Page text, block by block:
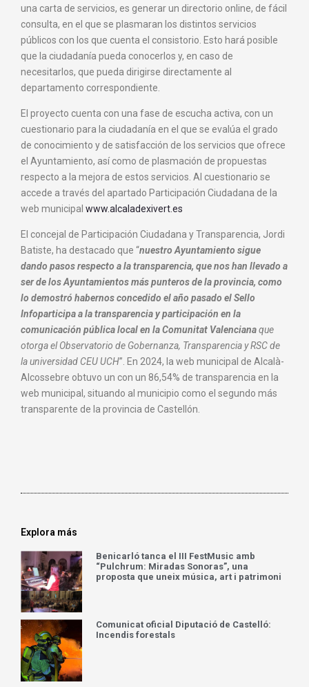
una carta de servicios, es generar un directorio online, de fácil
consulta, en el que se plasmaran los distintos servicios
públicos con los que cuenta el consistorio. Esto hará posible
que la ciudadanía pueda conocerlos y, en caso de
necesitarlos, que pueda dirigirse directamente al
departamento correspondiente.
El proyecto cuenta con una fase de escucha activa, con un
cuestionario para la ciudadanía en el que se evalúa el grado
de conocimiento y de satisfacción de los servicios que ofrece
el Ayuntamiento, así como de plasmación de propuestas
respecto a la mejora de estos servicios. Al cuestionario se
accede a través del apartado Participación Ciudadana de la
web municipal www.alcaladexivert.es
El concejal de Participación Ciudadana y Transparencia, Jordi
Batiste, ha destacado que “nuestro Ayuntamiento sigue
dando pasos respecto a la transparencia, que nos han llevado a
ser de los Ayuntamientos más punteros de la provincia, como
lo demostró habernos concedido el año pasado el Sello
Infoparticipa a la transparencia y participación en la
comunicación pública local en la Comunitat Valencianaque
otorga el Observatorio de Gobernanza, Transparencia y RSC de
la universidad CEU UCH”. En 2024, la web municipal de Alcalà-
Alcossebre obtuvo un con un 86,54% de transparencia en la
web municipal, situando al municipio como el segundo más
transparente de la provincia de Castellón.
Explora más
Benicarló tanca el III FestMusic amb
“Pulchrum: Miradas Sonoras”, una
proposta que uneix música, art i patrimoni
Comunicat oficial Diputació de Castelló:
Incendis forestals